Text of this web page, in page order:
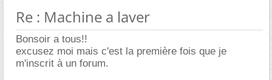
Re : Machine a laver
Bonsoir a tous!!
excusez moi mais c'est la première fois que je
m'inscrit à un forum.